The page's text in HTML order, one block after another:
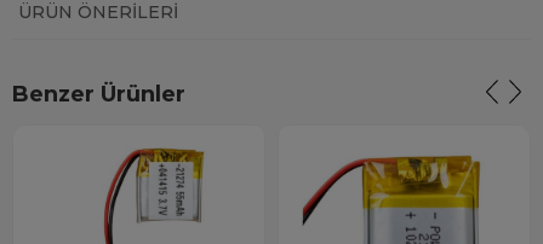
ÜRÜN ÖNERILERI
Benzer Ürünler